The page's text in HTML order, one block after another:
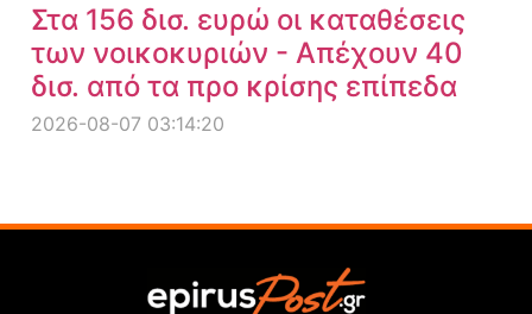
Στα 156 δισ. ευρώ οι καταθέσεις
των νοικοκυριών - Απέχουν 40
δισ. από τα προ κρίσης επίπεδα
2026-08-07 03:14:20